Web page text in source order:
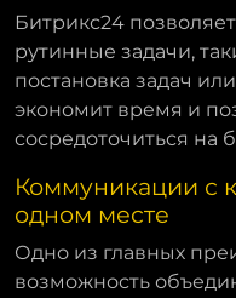
Битрикс24
рутинные задачи,
постановка задач
экономит время и
сосредоточиться на
Коммуникации с
одном месте
Одно из главных
возможность